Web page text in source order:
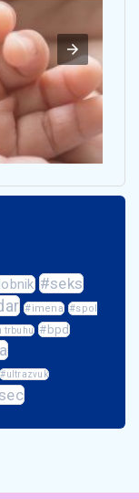
#seks
#imena #spol
trbuhu #bpd
#ultrazvuk